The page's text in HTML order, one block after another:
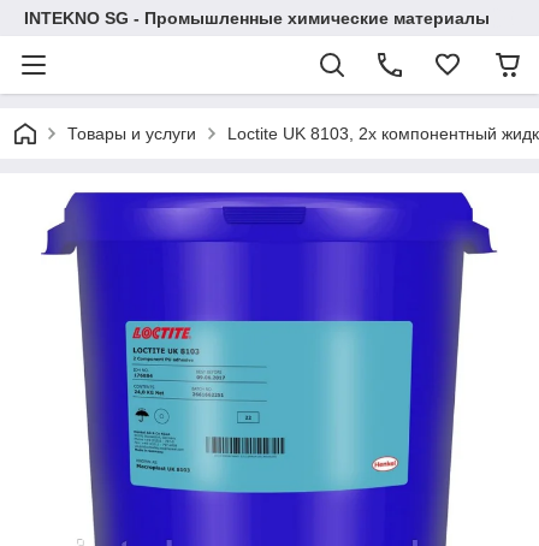
INTEKNO SG - Промышленные химические материалы
Товары и услуги Loctite UK 8103, 2х компонентный